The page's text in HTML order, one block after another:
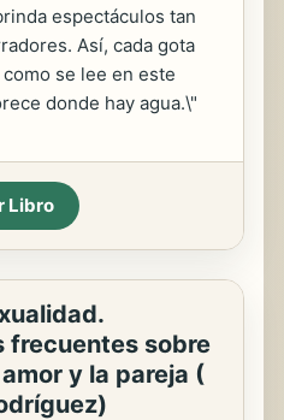
espectáculos tan
Así, cada gota
se lee en este
donde hay agua.\"
Libro
frecuentes sobre
y la pareja (